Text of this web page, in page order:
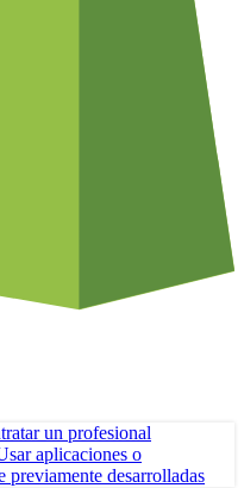
un profesional
aplicaciones o
previamente desarrolladas